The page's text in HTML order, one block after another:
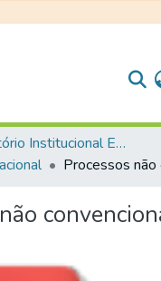
Repositório Institucional EESC